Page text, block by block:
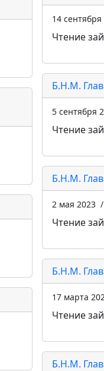
14 сентября
Чтение
Б.Н.М.
5 сентября
Чтение
Б.Н.М.
2 мая 2023
Чтение
Б.Н.М.
17 марта
Чтение
Б.Н.М.